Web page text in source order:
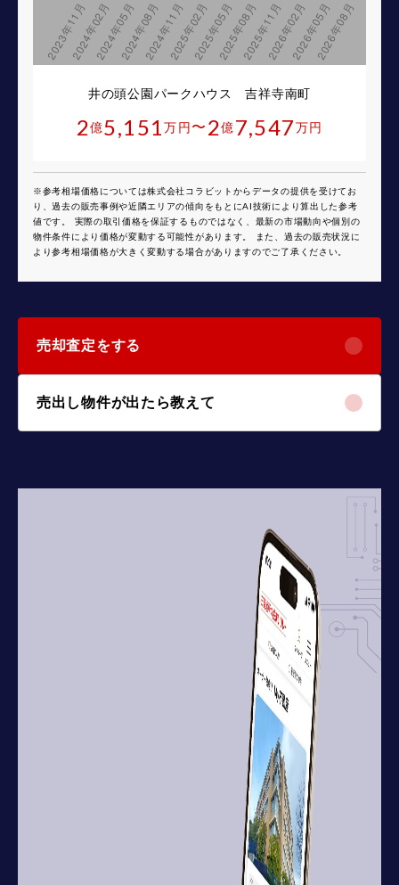
井の頭公園パークハウス 吉祥寺南町
2億5,151万円 〜 2億7,547万円
※参考相場価格については株式会社コラビットからデータの提供を受けてお
り、過去の販売事例や近隣エリアの傾向をもとにAI技術により算出した参考
値です。 実際の取引価格を保証するものではなく、最新の市場動向や個別の
物件条件により価格が変動する可能性があります。 また、過去の販売状況に
より参考相場価格が大きく変動する場合がありますのでご了承ください。
売却査定をする
売出し物件が出たら教えて